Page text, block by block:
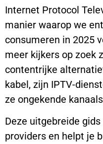
Internet Protocol
manier waarop we
consumeren in 2025
meer kijkers op zoek
contentrijke
kabel, zijn IPTV-
ze ongekende
Deze uitgebreide
providers en helpt je